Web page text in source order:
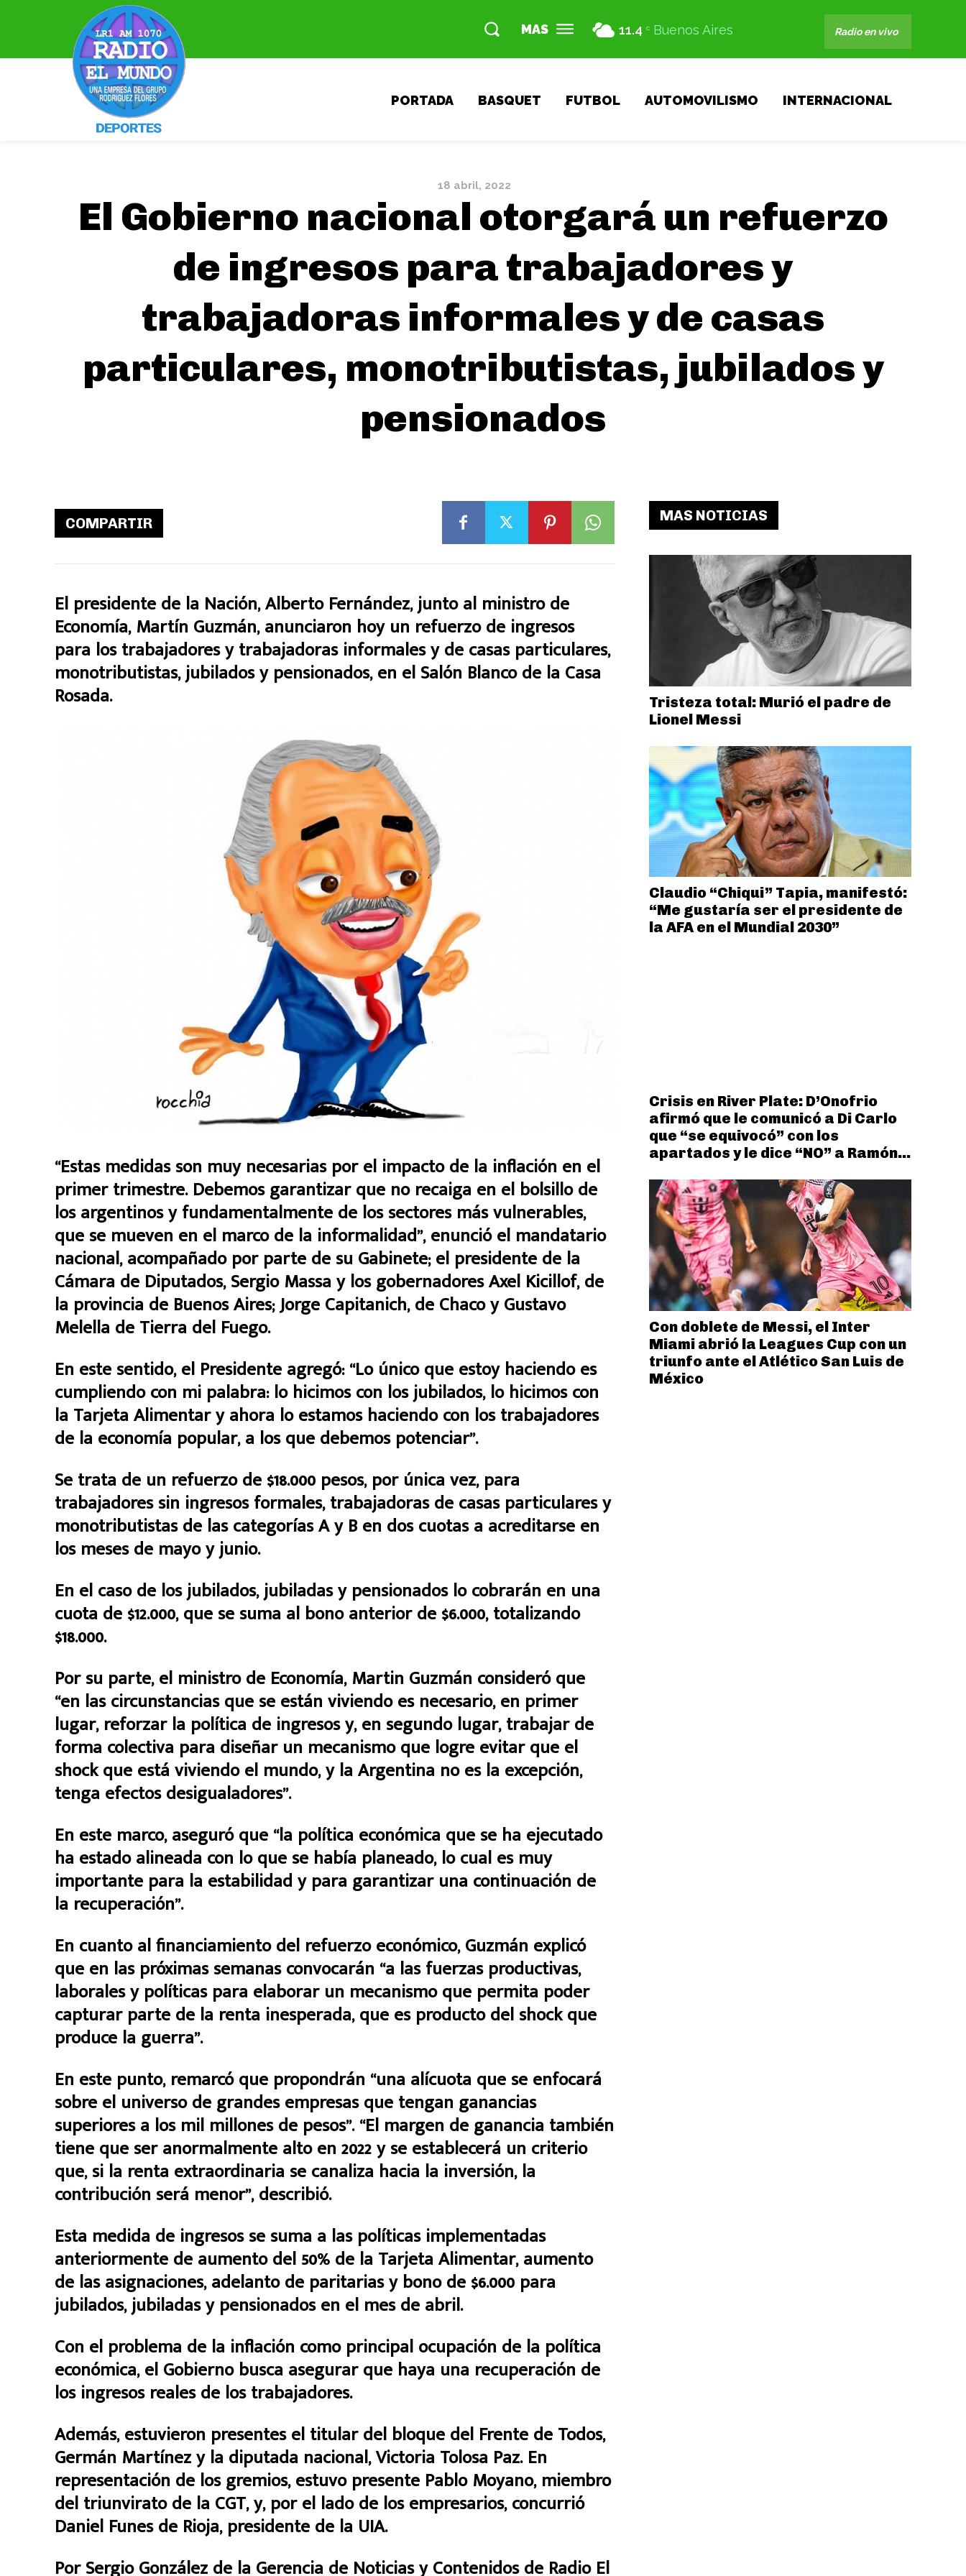
MAS 11.4 C Buenos Aires Radio en vivo
PORTADA BASQUET FUTBOL AUTOMOVILISMO INTERNACIONAL
18 abril, 2022
El Gobierno nacional otorgará un refuerzo
de ingresos para trabajadores y
trabajadoras informales y de casas
particulares, monotributistas, jubilados y
pensionados
COMPARTIR
El presidente de la Nación, Alberto Fernández, junto al ministro de
Economía, Martín Guzmán, anunciaron hoy un refuerzo de ingresos
para los trabajadores y trabajadoras informales y de casas particulares,
monotributistas, jubilados y pensionados, en el Salón Blanco de la Casa
Rosada.
“Estas medidas son muy necesarias por el impacto de la inflación en el
primer trimestre. Debemos garantizar que no recaiga en el bolsillo de
los argentinos y fundamentalmente de los sectores más vulnerables,
que se mueven en el marco de la informalidad”, enunció el mandatario
nacional, acompañado por parte de su Gabinete; el presidente de la
Cámara de Diputados, Sergio Massa y los gobernadores Axel Kicillof, de
la provincia de Buenos Aires; Jorge Capitanich, de Chaco y Gustavo
Melella de Tierra del Fuego.
En este sentido, el Presidente agregó: “Lo único que estoy haciendo es
cumpliendo con mi palabra: lo hicimos con los jubilados, lo hicimos con
la Tarjeta Alimentar y ahora lo estamos haciendo con los trabajadores
de la economía popular, a los que debemos potenciar”.
Se trata de un refuerzo de $18.000 pesos, por única vez, para
trabajadores sin ingresos formales, trabajadoras de casas particulares y
monotributistas de las categorías A y B en dos cuotas a acreditarse en
los meses de mayo y junio.
En el caso de los jubilados, jubiladas y pensionados lo cobrarán en una
cuota de $12.000, que se suma al bono anterior de $6.000, totalizando
$18.000.
Por su parte, el ministro de Economía, Martin Guzmán consideró que
“en las circunstancias que se están viviendo es necesario, en primer
lugar, reforzar la política de ingresos y, en segundo lugar, trabajar de
forma colectiva para diseñar un mecanismo que logre evitar que el
shock que está viviendo el mundo, y la Argentina no es la excepción,
tenga efectos desigualadores”.
En este marco, aseguró que “la política económica que se ha ejecutado
ha estado alineada con lo que se había planeado, lo cual es muy
importante para la estabilidad y para garantizar una continuación de
la recuperación”.
En cuanto al financiamiento del refuerzo económico, Guzmán explicó
que en las próximas semanas convocarán “a las fuerzas productivas,
laborales y políticas para elaborar un mecanismo que permita poder
capturar parte de la renta inesperada, que es producto del shock que
produce la guerra”.
En este punto, remarcó que propondrán “una alícuota que se enfocará
sobre el universo de grandes empresas que tengan ganancias
superiores a los mil millones de pesos”. “El margen de ganancia también
tiene que ser anormalmente alto en 2022 y se establecerá un criterio
que, si la renta extraordinaria se canaliza hacia la inversión, la
contribución será menor”, describió.
Esta medida de ingresos se suma a las políticas implementadas
anteriormente de aumento del 50% de la Tarjeta Alimentar, aumento
de las asignaciones, adelanto de paritarias y bono de $6.000 para
jubilados, jubiladas y pensionados en el mes de abril.
Con el problema de la inflación como principal ocupación de la política
económica, el Gobierno busca asegurar que haya una recuperación de
los ingresos reales de los trabajadores.
Además, estuvieron presentes el titular del bloque del Frente de Todos,
Germán Martínez y la diputada nacional, Victoria Tolosa Paz. En
representación de los gremios, estuvo presente Pablo Moyano, miembro
del triunvirato de la CGT, y, por el lado de los empresarios, concurrió
Daniel Funes de Rioja, presidente de la UIA.
Por Sergio González de la Gerencia de Noticias y Contenidos de Radio El
MAS NOTICIAS
Tristeza total: Murió el padre de
Lionel Messi
Claudio “Chiqui” Tapia, manifestó:
“Me gustaría ser el presidente de
la AFA en el Mundial 2030”
Crisis en River Plate: D’Onofrio
afirmó que le comunicó a Di Carlo
que “se equivocó” con los
apartados y le dice “NO” a Ramón...
Con doblete de Messi, el Inter
Miami abrió la Leagues Cup con un
triunfo ante el Atlético San Luis de
México